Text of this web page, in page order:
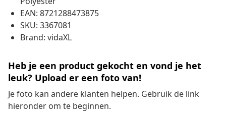
EAN: 8721288473875
SKU: 3367081
Brand: vidaXL
Heb je een product gekocht en vond je het
leuk? Upload er een foto van!
Je foto kan andere klanten helpen. Gebruik de link
hieronder om te beginnen.